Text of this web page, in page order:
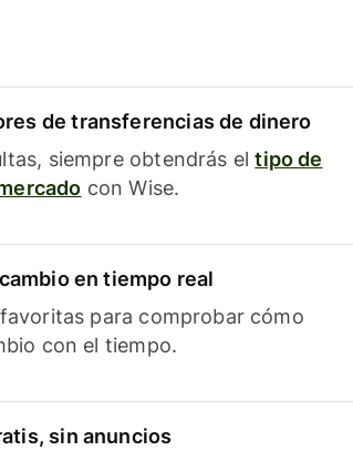
de transferencias de dinero
siempre obtendrás eltipo de
con Wise.
en tiempo real
para comprobar cómo
con el tiempo.
sin anuncios